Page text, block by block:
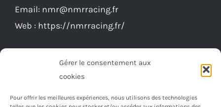
Gérer le consentement aux
cookies
Pour offrir les meilleures expériences, nous utilisons des technologies
Email: nmr@nmrracing.fr
Web : https://nmrracing.fr/